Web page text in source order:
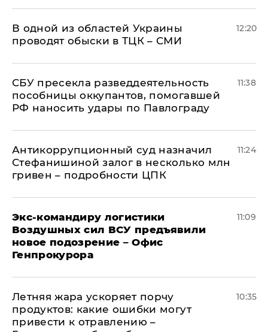
В одной из областей Украины
проводят обыски в ТЦК – СМИ
12:20
СБУ пресекла разведдеятельность
пособницы оккупантов, помогавшей
РФ наносить удары по Павлограду
11:38
Антикоррупционный суд назначил
Стефанишиной залог в несколько млн
гривен – подробности ЦПК
11:24
Экс-командиру логистики
Воздушных сил ВСУ предъявили
новое подозрение – Офис
Генпрокурора
11:09
Летняя жара ускоряет порчу
продуктов: какие ошибки могут
привести к отравлению –
10:35